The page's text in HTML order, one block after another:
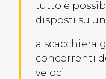
tutto è
disposti su
a scacchiera
concorrenti
veloci